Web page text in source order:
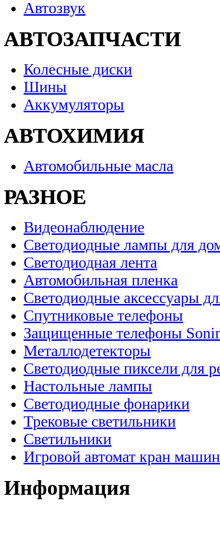
Автозвук
АВТОЗАПЧАСТИ
Колесные диски
Шины
Аккумуляторы
АВТОХИМИЯ
Автомобильные масла
РАЗНОЕ
Видеонаблюдение
Светодиодные лампы для
Светодиодная лента
Автомобильная пленка
Светодиодные аксессуары
Спутниковые телефоны
Защищенные телефоны
Металлодетекторы
Светодиодные пиксели для
Настольные лампы
Светодиодные фонарики
Трековые светильники
Светильники
Игровой автомат кран
Информация